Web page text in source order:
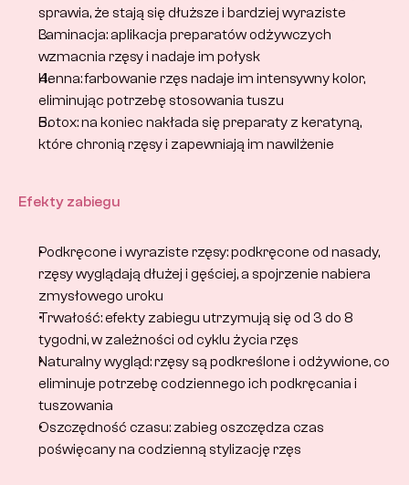
sprawia, że stają się dłuższe i bardziej wyraziste
Laminacja: aplikacja preparatów odżywczych
wzmacnia rzęsy i nadaje im połysk
Henna: farbowanie rzęs nadaje im intensywny kolor,
eliminując potrzebę stosowania tuszu
Botox: na koniec nakłada się preparaty z keratyną,
które chronią rzęsy i zapewniają im nawilżenie
Efekty zabiegu
Podkręcone i wyraziste rzęsy: podkręcone od nasady,
rzęsy wyglądają dłużej i gęściej, a spojrzenie nabiera
zmysłowego uroku
Trwałość: efekty zabiegu utrzymują się od 3 do 8
tygodni, w zależności od cyklu życia rzęs
Naturalny wygląd: rzęsy są podkreślone i odżywione, co
eliminuje potrzebę codziennego ich podkręcania i
tuszowania
Oszczędność czasu: zabieg oszczędza czas
poświęcany na codzienną stylizację rzęs